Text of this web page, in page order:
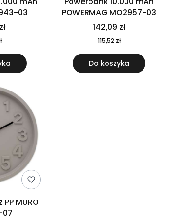
03
POWERMAG MO2957-03
142,09 zł
115,52 zł
Do koszyka
MURO
07